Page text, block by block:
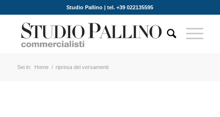
Studio Pallino | tel. +39 022135595
Sei in: Home / ripresa dei versamenti